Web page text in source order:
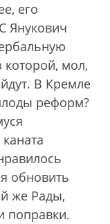
его
Янукович
которой, мол,
В Кремле
реформ?
обновить
же Рады,
поправки.